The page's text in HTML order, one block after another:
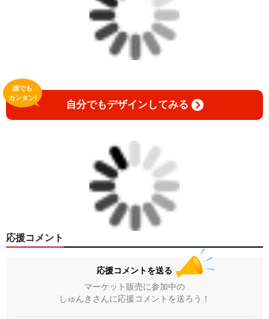
自分でもデザインしてみる
誰でも
カンタン!
応援コメント
応援コメントを送る
マーケット販売に参加中の
しゅんきさんに応援コメントを送ろう！